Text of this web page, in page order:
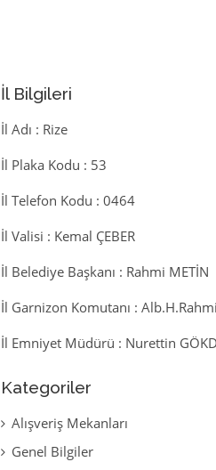
İl Bilgileri
İl Adı : Rize
İl Plaka Kodu : 53
İl Telefon Kodu : 0464
İl Valisi : Kemal ÇEBER
İl Belediye Başkanı : Rahmi METİN
İl Garnizon Komutanı :
İl Emniyet Müdürü : Nurettin
Kategoriler
Alışveriş Mekanları
Genel Bilgiler